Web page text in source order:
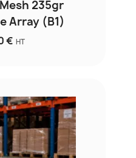
235gr
Array (B1)
€ HT